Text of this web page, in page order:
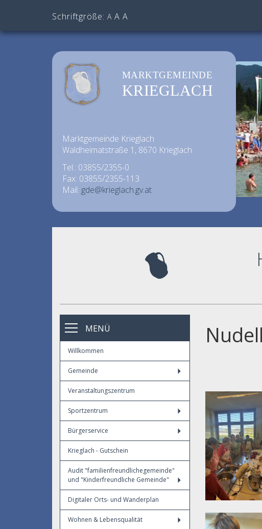
Schriftgröße: A A A
MARKTGEMEINDE
KRIEGLACH
Marktgemeinde Krieglach
Waldheimatstraße 1, 8670 Krieglach
Tel.: 03855/2355-0
Fax: 03855/2355-113
Mail: gde@krieglach.gv.at
MENÜ
Willkommen
Gemeinde
Veranstaltungszentrum
Sportzentrum
Bürgerservice
Krieglach - Gutschein
Audit "familienfreundlichegemeinde"
und "Kinderfreundliche Gemeinde"
Digitaler Orts- und Wanderplan
Wohnen & Lebensqualität